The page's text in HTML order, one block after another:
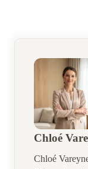
Chloé
Chloé